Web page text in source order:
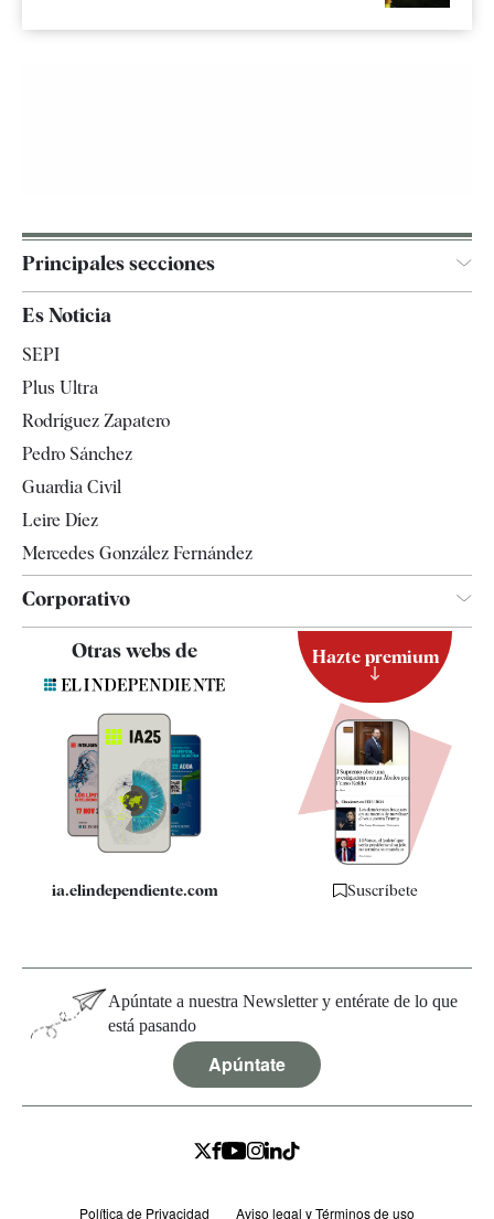
Principales secciones
Televisión
Es Noticia
SEPI
Plus Ultra
Rodríguez Zapatero
Pedro Sánchez
Guardia Civil
Leire Díez
Mercedes González Fernández
Corporativo
Quiénes somos
Especificaciones
Otras webs de
ia.elindependiente.com
Hazte premium
Suscríbete
Apúntate a nuestra Newsletter y entérate de lo que
está pasando
Apúntate
Política de Privacidad Aviso legal y Términos de uso